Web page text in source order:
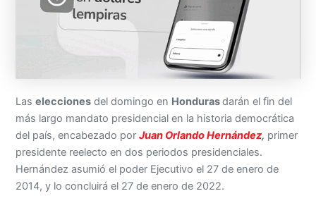
Laselecciones del domingo en Hondurasdarán el fin del
más largo mandato presidencial en la historia democrática
del país, encabezado porJuan Orlando Hernández, primer
presidente reelecto en dos periodos presidenciales.
Hernández asumió el poder Ejecutivo el 27 de enero de
2014, y lo concluirá el 27 de enero de 2022.